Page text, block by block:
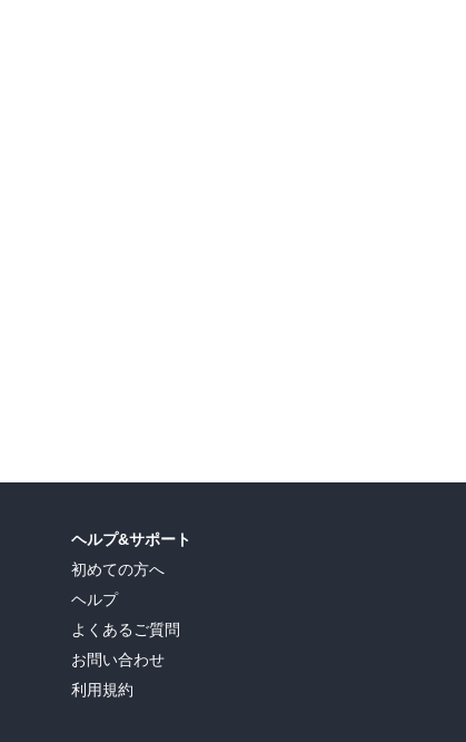
ヘルプ&サポート
初めての方へ
ヘルプ
よくあるご質問
お問い合わせ
利用規約